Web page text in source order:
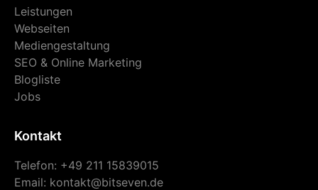
Leistungen
Webseiten
Mediengestaltung
SEO & Online Marketing
Blogliste
Jobs
Kontakt
Telefon: +49 211 15839015
Email: kontakt@bitseven.de